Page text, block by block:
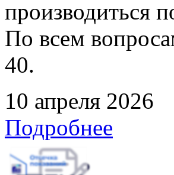
производиться
По всем
40.
10 апреля 2026
Подробнее